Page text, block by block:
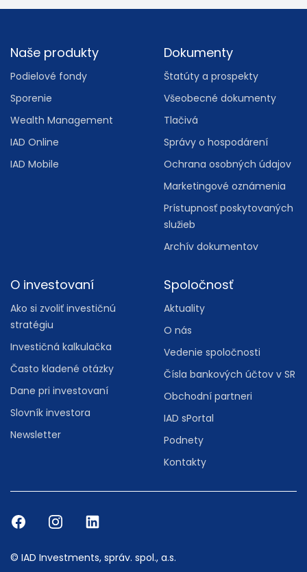
Footer
Naše produkty
Podielové fondy
Sporenie
Wealth Management
IAD Online
IAD Mobile
Dokumenty
Štatúty a prospekty
Všeobecné dokumenty
Tlačivá
Správy o hospodárení
Ochrana osobných údajov
Marketingové oznámenia
Prístupnosť poskytovaných
služieb
Archív dokumentov
O investovaní
Ako si zvoliť investičnú
stratégiu
Investičná kalkulačka
Často kladené otázky
Dane pri investovaní
Slovník investora
Newsletter
Spoločnosť
Aktuality
O nás
Vedenie spoločnosti
Čísla bankových účtov v SR
Obchodní partneri
IAD sPortal
Podnety
Kontakty
© IAD Investments, správ. spol., a.s.